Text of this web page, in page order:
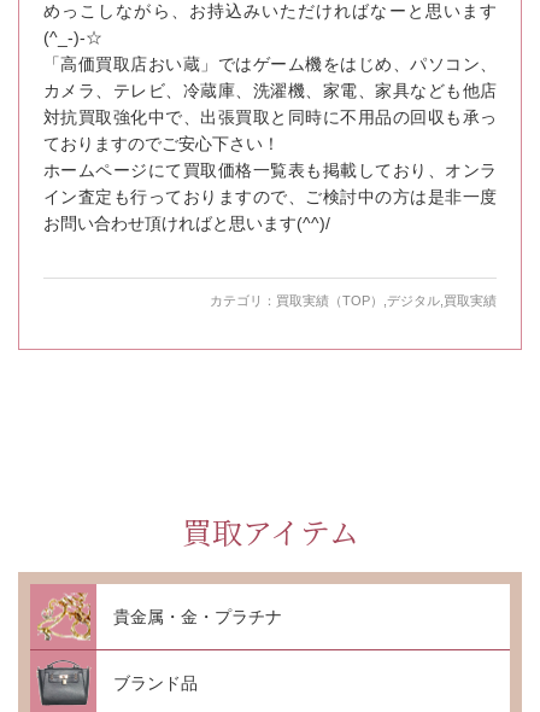
めっこしながら、お持込みいただければなーと思います
(^_-)-☆
「高価買取店おい蔵」ではゲーム機をはじめ、パソコン、
カメラ、テレビ、冷蔵庫、洗濯機、家電、家具なども他店
対抗買取強化中で、出張買取と同時に不用品の回収も承っ
ておりますのでご安心下さい！
ホームページにて買取価格一覧表も掲載しており、オンラ
イン査定も行っておりますので、ご検討中の方は是非一度
お問い合わせ頂ければと思います(^^)/
カテゴリ： 買取実績（TOP） ,デジタル,買取実績
買取アイテム
貴金属・金・プラチナ
ブランド品